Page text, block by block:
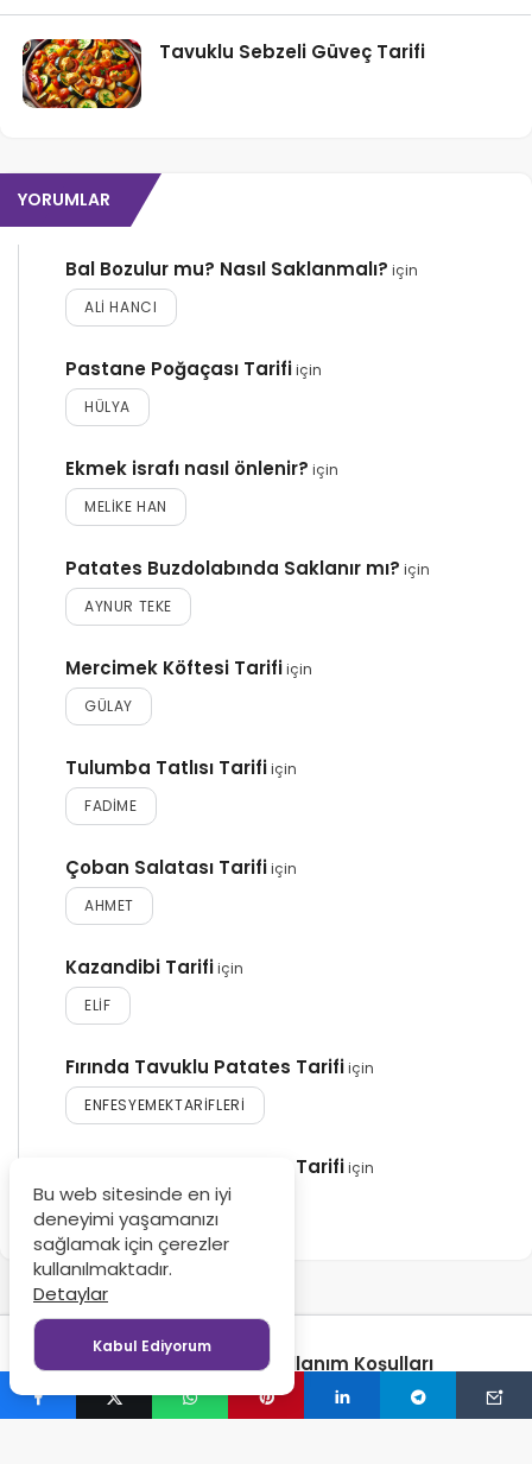
Tavuklu Sebzeli Güveç Tarifi
YORUMLAR
Bal Bozulur mu? Nasıl Saklanmalı? için
ALI HANCI
Pastane Poğaçası Tarifiiçin
HÜLYA
Ekmek israfı nasıl önlenir? için
MELIKE HAN
Patates Buzdolabında Saklanır mı? için
AYNUR TEKE
Mercimek Köftesi Tarifiiçin
GÜLAY
Tulumba Tatlısı Tarifiiçin
FADIME
Çoban Salatası Tarifiiçin
AHMET
Kazandibi Tarifiiçin
ELIF
Fırında Tavuklu Patates Tarifiiçin
ENFESYEMEKTARIFLERI
Fırında Tavuklu Patates Tarifiiçin
MAHMUT
Gizlilik Politikası
Kullanım Koşulları
© Copyright 2024-2026, Tüm Hakları Saklıdır - Enfes
Bu web sitesinde en iyi
deneyimi yaşamanızı
sağlamak için çerezler
kullanılmaktadır.
Detaylar
Kabul Ediyorum